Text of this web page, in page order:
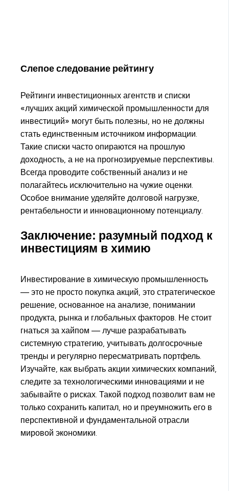
Слепое следование рейтингу
Рейтинги инвестиционных агентств и списки
«лучших акций химической промышленности для
инвестиций» могут быть полезны, но не должны
стать единственным источником информации.
Такие списки часто опираются на прошлую
доходность, а не на прогнозируемые перспективы.
Всегда проводите собственный анализ и не
полагайтесь исключительно на чужие оценки.
Особое внимание уделяйте долговой нагрузке,
рентабельности и инновационному потенциалу.
Заключение: разумный подход к
инвестициям в химию
Инвестирование в химическую промышленность
— это не просто покупка акций, это стратегическое
решение, основанное на анализе, понимании
продукта, рынка и глобальных факторов. Не стоит
гнаться за хайпом — лучше разрабатывать
системную стратегию, учитывать долгосрочные
тренды и регулярно пересматривать портфель.
Изучайте, как выбрать акции химических компаний,
следите за технологическими инновациями и не
забывайте о рисках. Такой подход позволит вам не
только сохранить капитал, но и преумножить его в
перспективной и фундаментальной отрасли
мировой экономики.